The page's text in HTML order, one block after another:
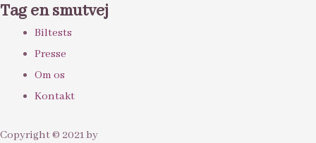
Tag en smutvej
Biltests
Presse
Om os
Kontakt
Copyright © 2021 by